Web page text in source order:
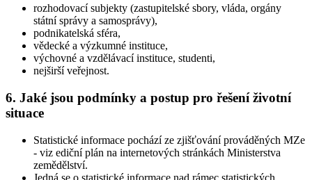
rozhodovací subjekty (zastupitelské sbory, vláda, orgány
státní správy a samosprávy),
podnikatelská sféra,
vědecké a výzkumné instituce,
výchovné a vzdělávací instituce, studenti,
nejširší veřejnost.
6. Jaké jsou podmínky a postup pro řešení životní
situace
Statistické informace pochází ze zjišťování prováděných MZe
- viz ediční plán na internetových stránkách Ministerstva
zemědělství.
Jedná se o statistické informace nad rámec statistických